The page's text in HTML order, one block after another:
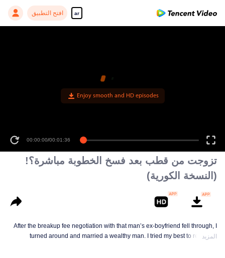
ar افتح التطبيق
Enjoy smooth and HD episodes
00:00:00/00:01:36
تزوجت من قطب بعد فسخ الخطوبة مباشرة؟!
(النسخة الكورية)
After the breakup fee negotiation with that man’s ex-boyfriend fell through, I
turned around and married a wealthy man. I tried my best to resist his
المزيد